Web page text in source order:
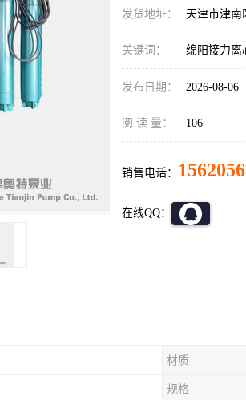
发货地址： 天津市津南
关键词： 绵阳接力离
发布日期： 2026-08-06
阅 读 量： 106
销售电话：
在线QQ：
材质
规格